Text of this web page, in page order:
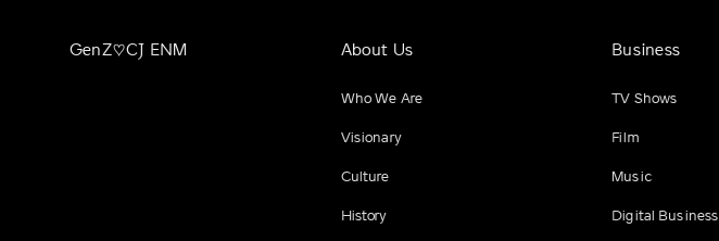
GenZ♡CJ ENM About Us
Who We Are
Visionary
Culture
History
Business
TV Shows
Film
Music
Digital Business